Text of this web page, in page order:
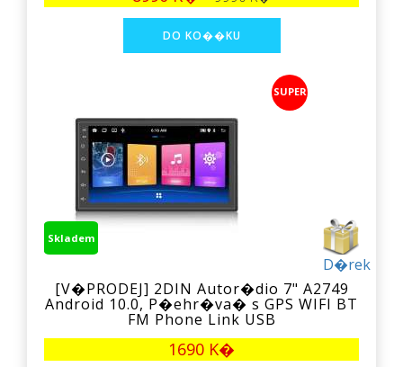
SUPER
D�rek
Skladem
[V�PRODEJ] 2DIN Autor�dio 7" A2749
Android 10.0, P�ehr�va� s GPS WIFI BT
FM Phone Link USB
1690 K�